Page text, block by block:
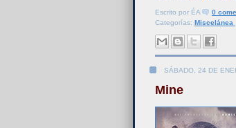
Escrito por ÉA
0
Categorías: Miscelánea
SÁBADO, 24 DE
Mine